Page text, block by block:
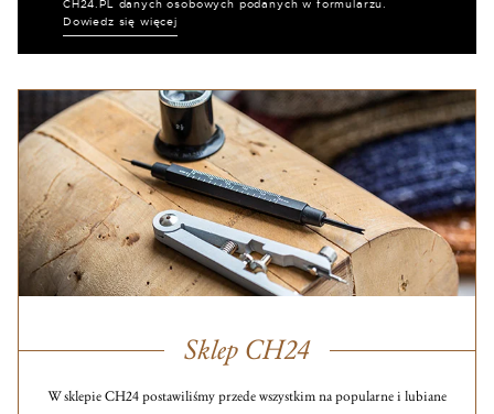
CH24.PL danych osobowych podanych w formularzu.
Dowiedz się więcej
Sklep CH24
W sklepie CH24 postawiliśmy przede wszystkim na popularne i lubiane